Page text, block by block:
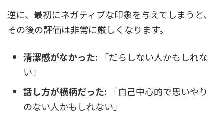
逆に、最初にネガティブな印象を与えてしまうと、
その後の評価は非常に厳しくなります。
清潔感がなかった: 「だらしない人かもしれな
い」
話し方が横柄だった: 「自己中心的で思いやり
のない人かもしれない」